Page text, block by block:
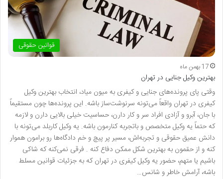
قوانین حقوقی
17 بهمن ماه
بهترین وکیل جنایی در تهران
وقتی پای پرونده‌های جنایی و کیفری به میون میاد، انتخاب بهترین وکیل
کیفری در تهران واقعاً می‌تونه سرنوشت‌ساز باشه. این پرونده‌ها چون مستقیماً
با جان، آبرو و آزادی افراد سر و کار دارن، حساسیت خیلی بالایی دارن و لازمه
که حتماً یه وکیل متخصص و باتجربه کنارمون باشه. یه وکیل کاربلد می‌تونه با
دانش عمیق حقوقی و تجربه‌اش، مسیر پر پیچ و خم دادگاه‌ها رو برامون هموار
کنه و از حقمون به بهترین شکل ممکن دفاع کنه . فرقی نمی‌کنه که شاکی
باشیم یا متهم، حضور یه وکیل کیفری در تهران که به جزئیات قوانین مسلط
باشه، آرامش خاطر و شانس…